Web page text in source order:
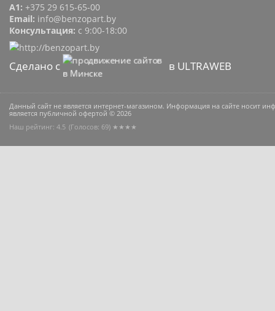
A1: +375 29 615-65-00
Email: info@benzopart.by
Консультация: с 9:00-18:00
Сделано с в ULTRAWEB
Данный сайт не является интернет-магазином. Информация на сайте носит
является публичной офертой © 2026
Наш рейтинг: 4.5 (Голосов: 69) ★★★★